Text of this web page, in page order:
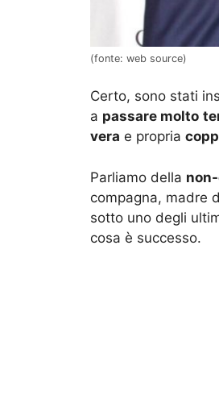
(fonte: web source)
Certo, sono stati
a passare molto
vera e propria
Parliamo della
compagna, madre
sotto uno degli
cosa è successo.